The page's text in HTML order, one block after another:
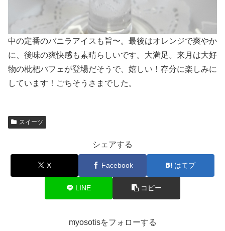
中の定番のバニラアイスも旨〜。最後はオレンジで爽やか
に、後味の爽快感も素晴らしいです。大満足。来月は大好
物の枇杷パフェが登場だそうで、嬉しい！存分に楽しみに
しています！ごちそうさまでした。
スイーツ
シェアする
X Facebook はてブ
LINE コピー
myosotisをフォローする